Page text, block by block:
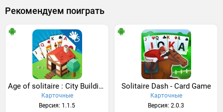
Рекомендуем поиграть
Age of solitaire : City Building Card game
Карточные
Версия: 1.1.5
Solitaire Dash - Card Game
Карточные
Версия: 2.0.3